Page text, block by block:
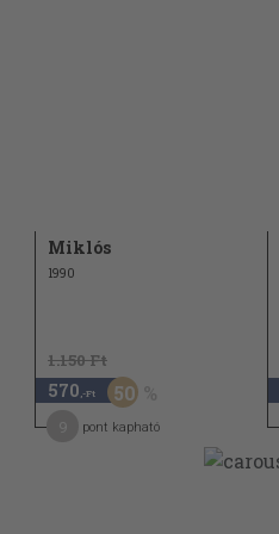
Miklós
1990
1.150 Ft
570 ,-Ft 50
pont kapható